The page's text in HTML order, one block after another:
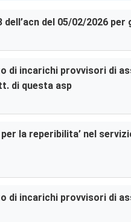
dell’acn del 05/02/2026
di incarichi provvisori di
di questa asp
la reperibilita’ nel
di incarichi provvisori di